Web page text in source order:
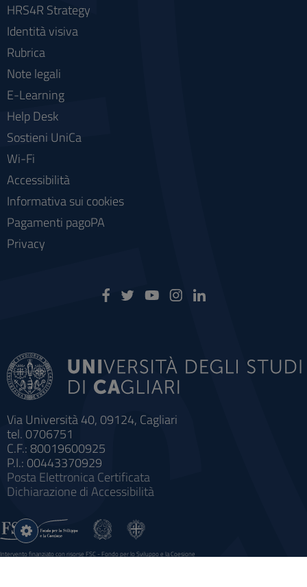
Via Università 40, 09124, Cagliari
tel. 0706751
C.F.: 80019600925
P.I.: 00443370929
Posta Elettronica Certificata
Dichiarazione di Accessibilità
HRS4R Strategy
Identità visiva
Rubrica
Note legali
E-Learning
Help Desk
Sostieni UniCa
Wi-Fi
Accessibilità
Informativa sui cookies
Pagamenti pagoPA
Privacy
Intervento finanziato con risorse FSC - Fondo per lo Sviluppo e la Coesione
Impostazioni
cookie